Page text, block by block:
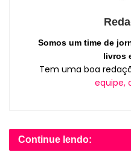
Somos um time de
livros
Tem uma boa
equipe,
Continue lendo: